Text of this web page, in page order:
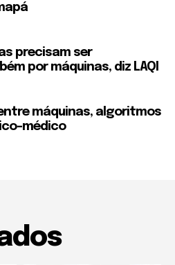
precisam ser
por máquinas, diz LAQI
máquinas, algoritmos
médico